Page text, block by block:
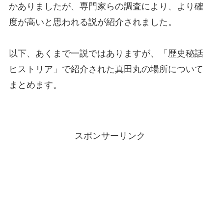
かありましたが、専門家らの調査により、より確
度が高いと思われる説が紹介されました。
以下、あくまで一説ではありますが、「歴史秘話
ヒストリア」で紹介された真田丸の場所について
まとめます。
スポンサーリンク